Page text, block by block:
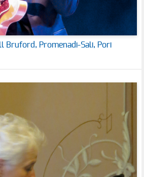
Bruford, Promenadi-Sali, Pori